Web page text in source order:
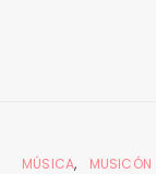
MÚSICA MUSICÓN